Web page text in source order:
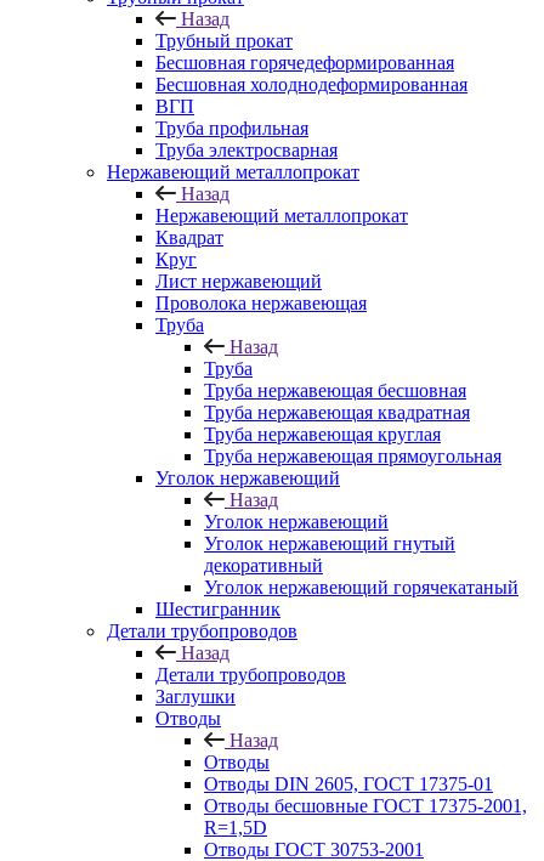
Назад
Трубный прокат
Бесшовная горячедеформированная
Бесшовная холоднодеформированная
ВГП
Труба профильная
Труба электросварная
Нержавеющий металлопрокат
Назад
Нержавеющий металлопрокат
Квадрат
Круг
Лист нержавеющий
Проволока нержавеющая
Труба
Назад
Труба
Труба нержавеющая бесшовная
Труба нержавеющая квадратная
Труба нержавеющая круглая
Труба нержавеющая прямоугольная
Уголок нержавеющий
Назад
Уголок нержавеющий
Уголок нержавеющий гнутый
декоративный
Уголок нержавеющий горячекатаный
Шестигранник
Детали трубопроводов
Назад
Детали трубопроводов
Заглушки
Отводы
Назад
Отводы
Отводы DIN 2605, ГОСТ 17375-01
Отводы бесшовные ГОСТ 17375-2001,
R=1,5D
Отводы ГОСТ 30753-2001